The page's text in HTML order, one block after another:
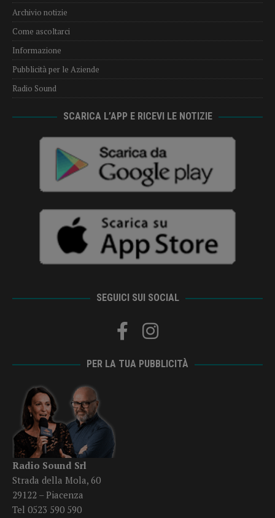
Archivio notizie
Come ascoltarci
Informazione
Pubblicità per le Aziende
Radio Sound
SCARICA L’APP E RICEVI LE NOTIZIE
SEGUICI SUI SOCIAL
PER LA TUA PUBBLICITÀ
Radio Sound Srl
Strada della Mola, 60
29122 – Piacenza
Tel 0523 590 590